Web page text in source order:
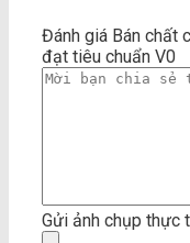
Đánh giá Bán chất
đạt tiêu chuẩn V0
Gửi ảnh chụp thực